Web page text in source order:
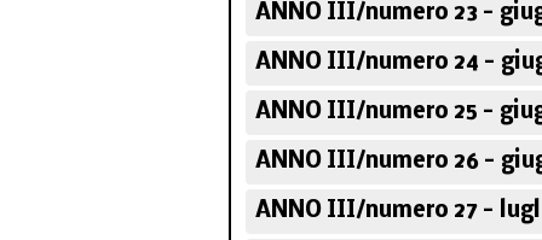
ANNO III/numero 23 -
ANNO III/numero 24 -
ANNO III/numero 25 -
ANNO III/numero 26 -
ANNO III/numero 27 -